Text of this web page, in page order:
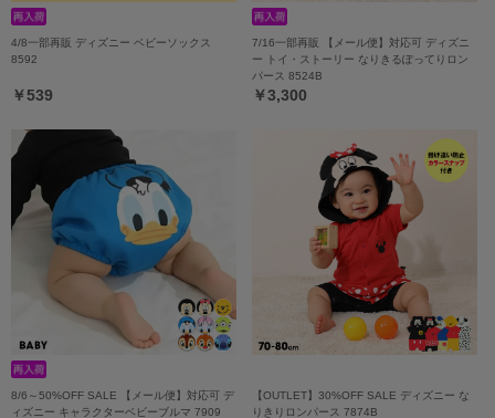
4/8一部再販 ディズニー ベビーソックス
8592
￥539
7/16一部再販 【メール便】対応可 ディズニ
ー トイ・ストーリー なりきるぽってりロン
パース 8524B
￥3,300
8/6～50%OFF SALE 【メール便】対応可 デ
ィズニー キャラクターベビーブルマ 7909
【OUTLET】30%OFF SALE ディズニー な
りきりロンパース 7874B